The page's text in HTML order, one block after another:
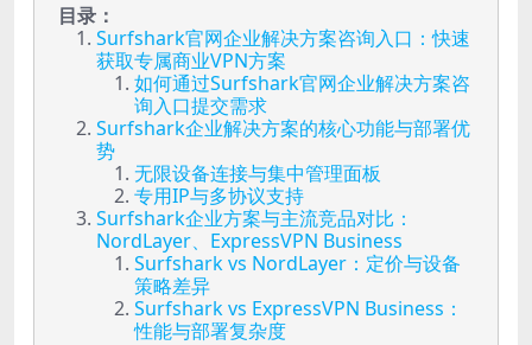
目录：
Surfshark官网企业解决方案咨询入口：快速
获取专属商业VPN方案
如何通过Surfshark官网企业解决方案咨
询入口提交需求
Surfshark企业解决方案的核心功能与部署优
势
无限设备连接与集中管理面板
专用IP与多协议支持
Surfshark企业方案与主流竞品对比：
NordLayer、ExpressVPN Business
Surfshark vs NordLayer：定价与设备
策略差异
Surfshark vs ExpressVPN Business：
性能与部署复杂度